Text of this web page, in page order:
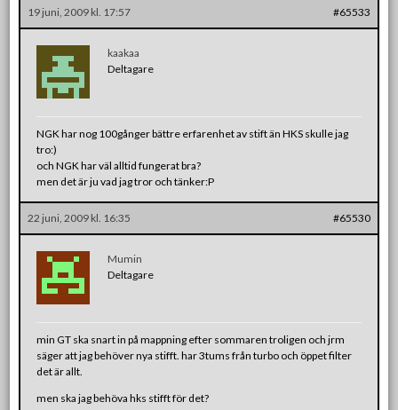
19 juni, 2009 kl. 17:57 #65533
kaakaa
Deltagare
NGK har nog 100gånger bättre erfarenhet av stift än HKS skulle jag
tro:)
och NGK har väl alltid fungerat bra?
men det är ju vad jag tror och tänker:P
22 juni, 2009 kl. 16:35 #65530
Mumin
Deltagare
min GT ska snart in på mappning efter sommaren troligen och jrm
säger att jag behöver nya stifft. har 3tums från turbo och öppet filter
det är allt.
men ska jag behöva hks stifft för det?